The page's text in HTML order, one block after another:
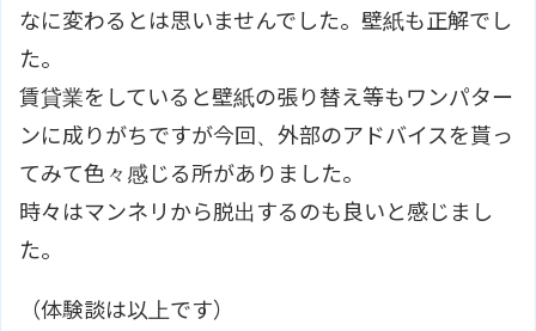
なに変わるとは思いませんでした。壁紙も正解でし
た。
賃貸業をしていると壁紙の張り替え等もワンパター
ンに成りがちですが今回、外部のアドバイスを貰っ
てみて色々感じる所がありました。
時々はマンネリから脱出するのも良いと感じまし
た。
（体験談は以上です）